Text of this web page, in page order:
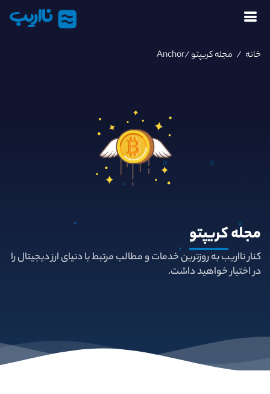
نااریب
خانه / مجله کریپتو/Anchor
مجلهکریپتو
کنار نااریب به روزترین خدمات و مطالب مرتبط با دنیای ارز دیجیتال را
در اختیار خواهید داشت.